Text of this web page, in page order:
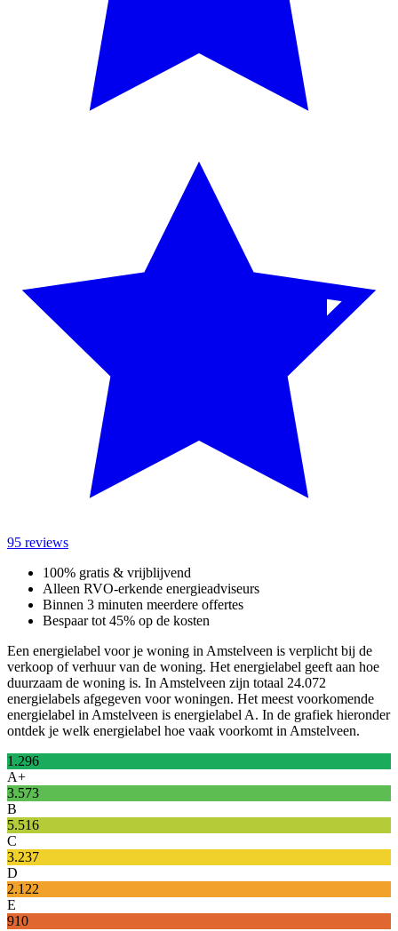
95 reviews
100% gratis & vrijblijvend
Alleen RVO-erkende energieadviseurs
Binnen 3 minuten meerdere offertes
Bespaar tot 45% op de kosten
Een energielabel voor je woning in Amstelveen is verplicht bij de
verkoop of verhuur van de woning. Het energielabel geeft aan hoe
duurzaam de woning is. In Amstelveen zijn totaal 24.072
energielabels afgegeven voor woningen. Het meest voorkomende
energielabel in Amstelveen is energielabel A. In de grafiek hieronder
ontdek je welk energielabel hoe vaak voorkomt in Amstelveen.
1.296
A+
3.573
B
5.516
C
3.237
D
2.122
E
910